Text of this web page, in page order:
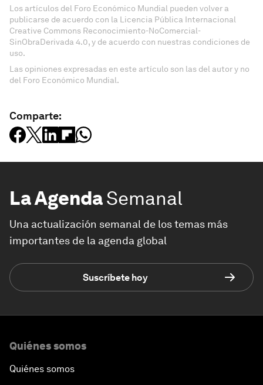
Los artículos del Foro Económico Mundial pueden volver a
publicarse de acuerdo con la Licencia Pública Internacional
Creative Commons Reconocimiento-NoComercial-
SinObraDerivada 4.0, y de acuerdo con nuestras condiciones de
uso.
Las opiniones expresadas en este artículo son las del autor y no
del Foro Económico Mundial.
Comparte:
La AgendaSemanal
Una actualización semanal de los temas más
importantes de la agenda global
Suscríbete hoy
Quiénes somos
Quiénes somos